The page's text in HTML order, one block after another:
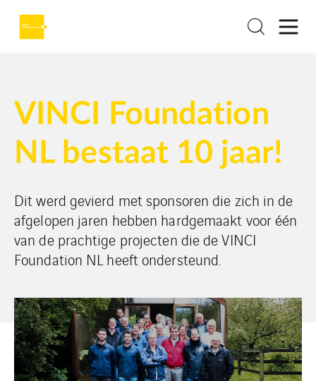
VINCI Foundation
NL bestaat 10 jaar!
Dit werd gevierd met sponsoren die zich in de
afgelopen jaren hebben hardgemaakt voor één
van de prachtige projecten die de VINCI
Foundation NL heeft ondersteund.